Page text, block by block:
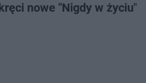
nowe "Nigdy w życiu"